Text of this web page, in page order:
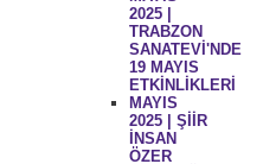
2025 |
TRABZON
SANATEVİ'NDE
19 MAYIS
ETKİNLİKLERİ
MAYIS
2025 | ŞİİR
İNSAN
ÖZER